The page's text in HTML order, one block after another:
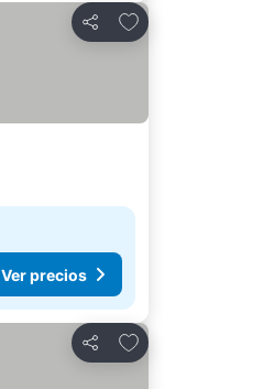
Compartir
Agregar a favoritos
Ver precios
Compartir
Agregar a favoritos